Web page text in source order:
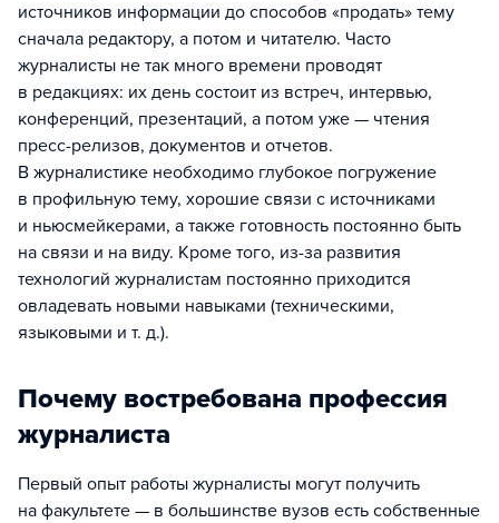
источников информации до способов «продать» тему
сначала редактору, а потом и читателю. Часто
журналисты не так много времени проводят
в редакциях: их день состоит из встреч, интервью,
конференций, презентаций, а потом уже — чтения
пресс-релизов, документов и отчетов.
В журналистике необходимо глубокое погружение
в профильную тему, хорошие связи с источниками
и ньюсмейкерами, а также готовность постоянно быть
на связи и на виду. Кроме того, из-за развития
технологий журналистам постоянно приходится
овладевать новыми навыками (техническими,
языковыми и т. д.).
Почему востребована профессия
журналиста
Первый опыт работы журналисты могут получить
на факультете — в большинстве вузов есть собственные